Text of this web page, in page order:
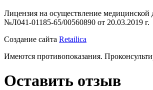
Лицензия на осуществление медицинской
№Л041-01185-65/00560890 от 20.03.2019 г.
Создание сайта Retailica
Имеются противопоказания.
Оставить отзыв